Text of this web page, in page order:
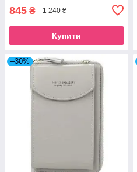
845 ₴ 1 240 ₴
Купити
–30%